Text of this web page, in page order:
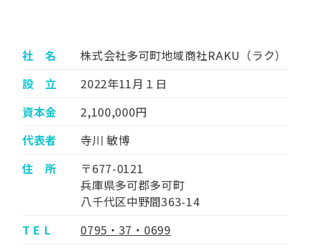
社 名
株式会社多可町地域商社RAKU（ラク）
設 立
2022年11月１日
資本金
2,100,000円
代表者
寺川 敏博
住 所
〒677-0121
兵庫県多可郡多可町
八千代区中野間363-14
T E L
0795・37・0699